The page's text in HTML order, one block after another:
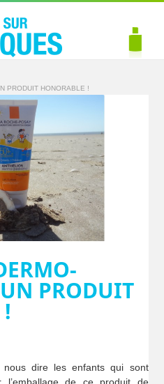
PRODUIT HONORABLE !
PRODUIT
dire les enfants qui sont